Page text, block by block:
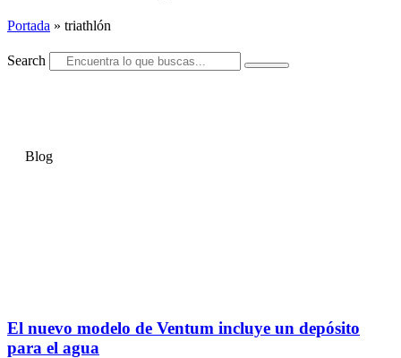
Portada » triathlón
Search
Blog
El nuevo modelo de Ventum incluye un depósito
para el agua